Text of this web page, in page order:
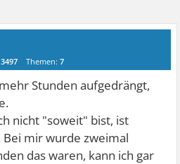
Themen:7
Stunden aufgedrängt,
nicht "soweit" bist, ist
mir wurde zweimal
das waren, kann ich gar